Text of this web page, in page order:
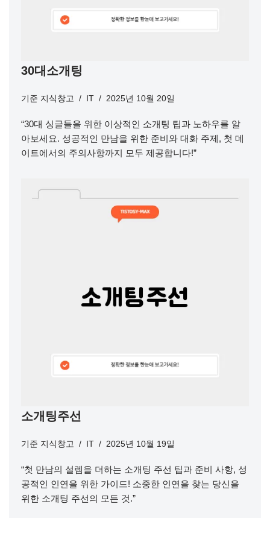
30대소개팅
기준 지식창고 IT 2025년 10월 20일
“30대 싱글들을 위한 이상적인 소개팅 팁과 노하우를 알
아보세요. 성공적인 만남을 위한 준비와 대화 주제, 첫 데
이트에서의 주의사항까지 모두 제공합니다!”
소개팅주선
기준 지식창고 IT 2025년 10월 19일
“첫 만남의 설렘을 더하는 소개팅 주선 팁과 준비 사항, 성
공적인 인연을 위한 가이드! 소중한 인연을 찾는 당신을
위한 소개팅 주선의 모든 것.”